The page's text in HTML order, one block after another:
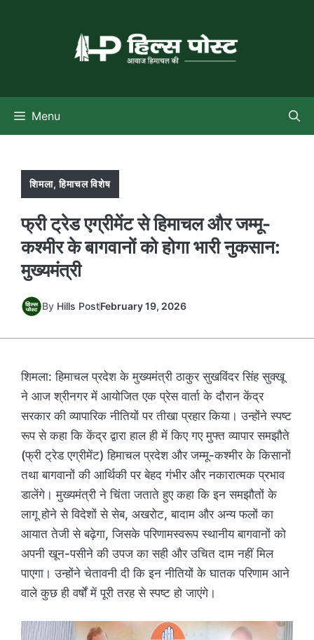
Menu
शिमला,हिमाचल विशेष
फ्री ट्रेड एग्रीमेंट से हिमाचल और जम्मू-
कश्मीर के बागवानों को होगा भारी नुकसान:
मुख्यमंत्री
By Hills PostFebruary 19, 2026
शिमला: हिमाचल प्रदेश के मुख्यमंत्री ठाकुर सुखविंदर सिंह सुक्खू
ने आज श्रीनगर में आयोजित एक प्रेस वार्ता के दौरान केंद्र
सरकार की व्यापारिक नीतियों पर तीखा प्रहार किया। उन्होंने स्पष्ट
रूप से कहा कि केंद्र द्वारा हाल ही में किए गए मुफ्त व्यापार समझौते
(फ्री ट्रेड एग्रीमेंट) हिमाचल प्रदेश और जम्मू-कश्मीर के किसानों
तथा बागवानों की आर्थिकी पर बेहद गंभीर और नकारात्मक प्रभाव
डालेंगे। मुख्यमंत्री ने चिंता जताते हुए कहा कि इन समझौतों के
लागू होने से विदेशों से सेब, अखरोट, बादाम और अन्य फलों का
आयात तेजी से बढ़ेगा, जिसके परिणामस्वरूप स्थानीय बागवानों को
अपनी खून-पसीने की उपज का सही और उचित दाम नहीं मिल
पाएगा। उन्होंने चेतावनी दी कि इन नीतियों के घातक परिणाम आने
वाले कुछ ही वर्षों में पूरी तरह से स्पष्ट हो जाएंगे।